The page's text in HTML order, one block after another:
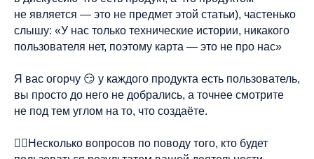
не является — это не предмет этой статьи), частенько
слышу: «У нас только технические истории, никакого
пользователя нет, поэтому карта — это не про нас»
Я вас огорчу 😏 у каждого продукта есть пользователь,
вы просто до него не добрались, а точнее смотрите
не под тем углом на то, что создаёте.
🕵‍♀Несколько вопросов по поводу того, кто будет